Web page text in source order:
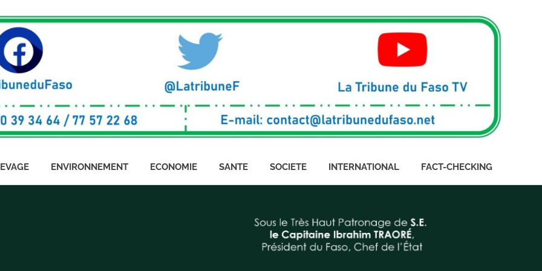
ENVIRONNEMENT ECONOMIE SANTE SOCIETE INTERNATIONAL FACT-CHECKING